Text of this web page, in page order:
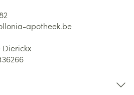
apotheek.be
Dierickx